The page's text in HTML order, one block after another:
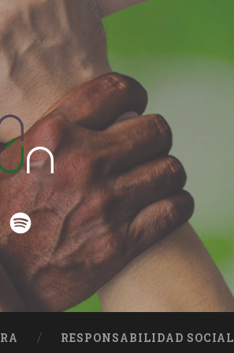
Spotify
RESPONSABILIDAD SOCIAL